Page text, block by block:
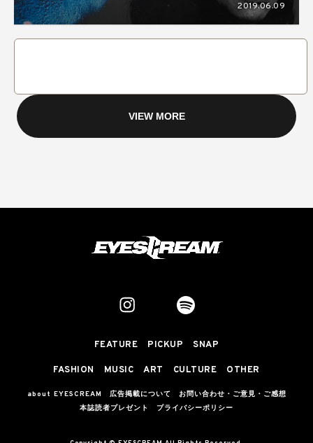
2019.06.09
VIEW MORE
FEATURE PICKUP SNAP
FASHION MUSIC ART CULTURE OTHER
about EYESCREAM 広告掲載について
お問い合わせ・ご意見・ご感想
本誌読者プレゼント
プライバシーポリシー